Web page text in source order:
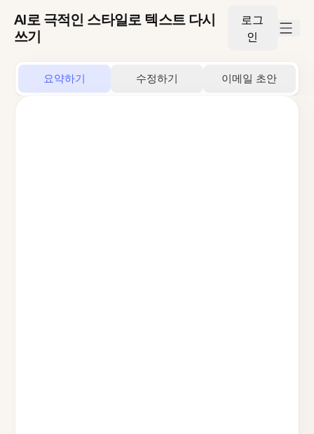
AI로 극적인 스타일로 텍스트 다시
쓰기
로그
인
요약하기 수정하기 이메일 초안